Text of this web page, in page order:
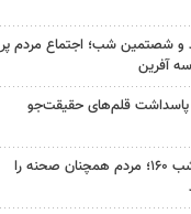
و شصتمین شب؛ اجتماع مردم پر
آفرین
پاسداشت قلم‌های حقیقت‌جو
ضیاء‌آباد در شب ۱۶۰؛ مردم همچنان صحنه را